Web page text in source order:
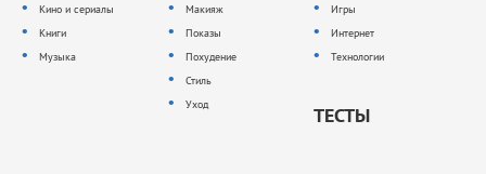
Кино и сериалы
Книги
Музыка
Макияж
Показы
Похудение
Стиль
Уход
Игры
Интернет
Технологии
ТЕСТЫ